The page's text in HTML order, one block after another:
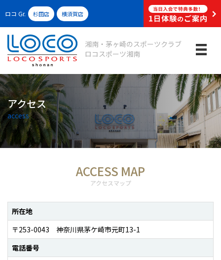
ロコ Gr. 杉田店 横須賀店
湘南・茅ヶ崎のスポーツクラブ
ロコスポーツ湘南
アクセス
access
ACCESS MAP
アクセスマップ
所在地
〒253-0043 神奈川県茅ケ崎市元町13-1
電話番号